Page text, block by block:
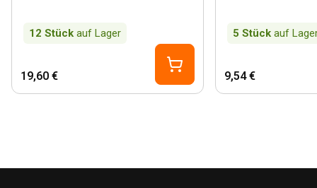
12 Stück auf Lager
19,60 €
5 Stück auf
9,54 €